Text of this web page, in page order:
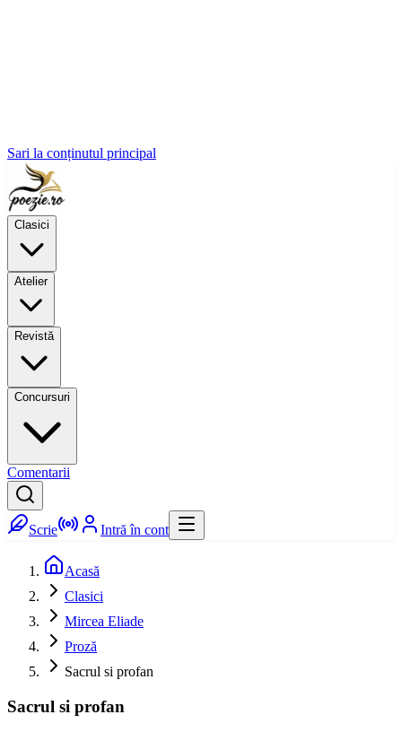
Sari la conținutul principal
Clasici
Atelier
Revistă
Concursuri
Comentarii
Scrie Intră în cont
Acasă
Clasici
Mircea Eliade
Proză
Sacrul si profan
Sacrul si profan